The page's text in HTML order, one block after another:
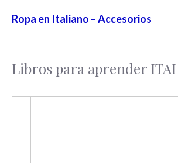
Ropa en Italiano – Accesorios
Libros para aprender